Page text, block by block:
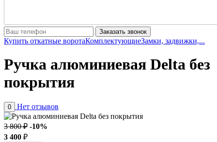
Заказать звонок
Купить откатные воротаКомплектующиеЗамки, задвижки,...
Ручка алюминиевая Delta без
покрытия
0 Нет отзывов
3 800 ₽ -10%
3 400 ₽